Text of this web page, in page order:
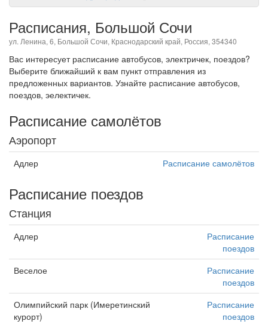
Расписания, Большой Сочи
ул. Ленина, 6, Большой Сочи, Краснодарский край, Россия, 354340
Вас интересует расписание автобусов, электричек, поездов?
Выберите ближайший к вам пункт отправления из
предложенных вариантов. Узнайте расписание автобусов,
поездов, эелектичек.
Расписание самолётов
Аэропорт
Адлер Расписание самолётов
Расписание поездов
Станция
Адлер
Расписание
поездов
Веселое
Расписание
поездов
Олимпийский парк (Имеретинский
курорт)
Расписание
поездов